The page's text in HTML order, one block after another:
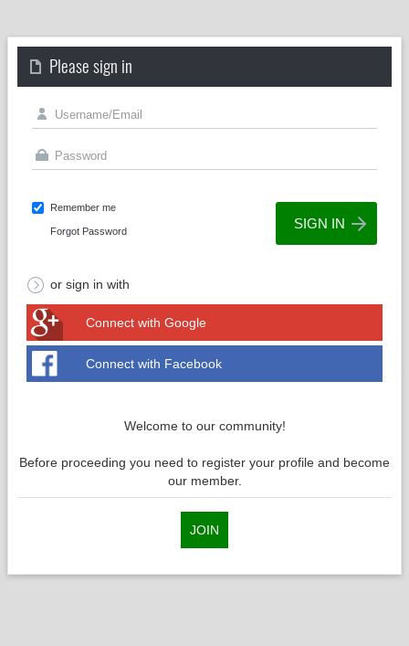
Please sign in
Remember me
Forgot Password
or sign in with
Connect with Google
Connect with Facebook
Welcome to our community!
Before proceeding you need to register your profile and become
our member.
JOIN